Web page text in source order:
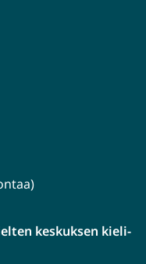
keskuksen kieli-